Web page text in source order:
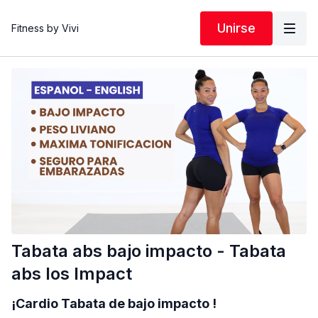
Fitness by Vivi Unirse
Tabata abs bajo impacto - Tabata
abs los Impact
¡Cardio Tabata de bajo impacto !